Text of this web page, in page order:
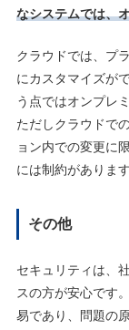
なシステムでは、
クラウドでは、プ
にカスタマイズが
う点ではオンプレ
ただしクラウドで
ョン内での変更に
には制約があります
その他
セキュリティは、
スの方が安心です
易であり、問題の